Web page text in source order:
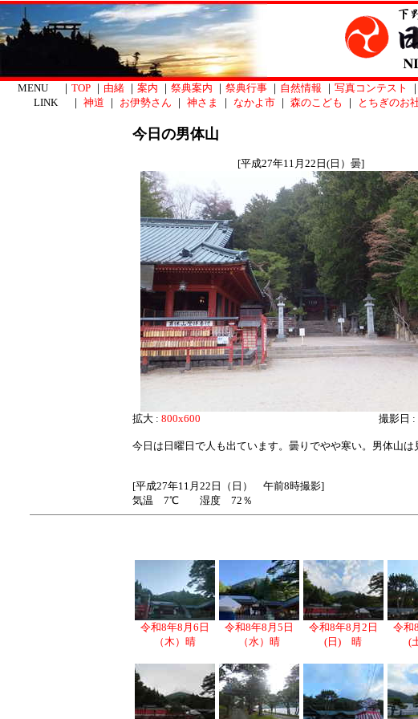
MENU ｜ TOP ｜ 由緒 ｜ 案内 ｜ 祭典案内 ｜ 祭典行事 ｜ 自然情報 ｜ 写真コンテスト ｜
LINK ｜ 神道 ｜ お伊勢さん ｜ 神さま ｜ なかよ市 ｜ 森のこども ｜ とちぎのお
今日の男体山
[平成27年11月22日(日）曇]
拡大 : 800x600 撮影日 :
今日は日曜日で人も出ています。曇りでやや寒い。男体山は
[平成27年11月22日（日） 午前8時撮影]
気温 7℃ 湿度 72％
令和8年8月6日
（木）晴
令和8年8月5日
（水）晴
令和8年8月2日
(日) 晴
令和
(